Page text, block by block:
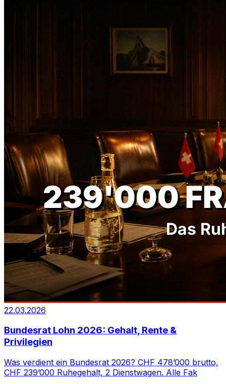
22.03.2026
Bundesrat Lohn 2026: Gehalt, Rente &
Privilegien
Was verdient ein Bundesrat 2026? CHF 478’000 brutto,
CHF 239’000 Ruhegehalt, 2 Dienstwagen. Alle Fak